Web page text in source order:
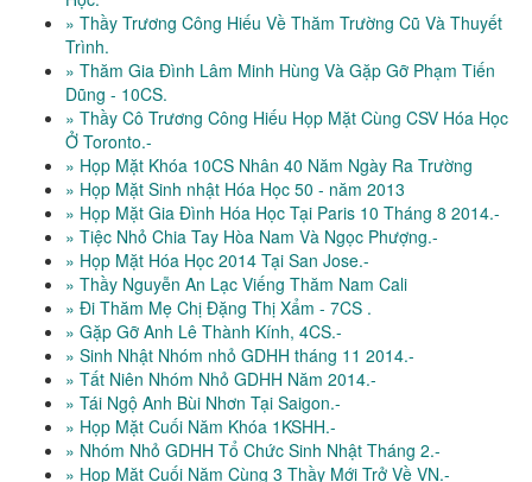
» Thầy Trương Công Hiếu Về Thăm Trường Cũ Và Thuyết
Trình.
» Thăm Gia Đình Lâm Minh Hùng Và Gặp Gỡ Phạm Tiến
Dũng - 10CS.
» Thầy Cô Trương Công Hiếu Họp Mặt Cùng CSV Hóa Học
Ở Toronto.-
» Họp Mặt Khóa 10CS Nhân 40 Năm Ngày Ra Trường
» Họp Mặt Sinh nhật Hóa Học 50 - năm 2013
» Họp Mặt Gia Đình Hóa Học Tại Paris 10 Tháng 8 2014.-
» Tiệc Nhỏ Chia Tay Hòa Nam Và Ngọc Phượng.-
» Họp Mặt Hóa Học 2014 Tại San Jose.-
» Thầy Nguyễn An Lạc Viếng Thăm Nam Cali
» Đi Thăm Mẹ Chị Đặng Thị Xẩm - 7CS .
» Gặp Gỡ Anh Lê Thành Kính, 4CS.-
» Sinh Nhật Nhóm nhỏ GDHH tháng 11 2014.-
» Tất Niên Nhóm Nhỏ GDHH Năm 2014.-
» Tái Ngộ Anh Bùi Nhơn Tại Saigon.-
» Họp Mặt Cuối Năm Khóa 1KSHH.-
» Nhóm Nhỏ GDHH Tổ Chức Sinh Nhật Tháng 2.-
» Họp Mặt Cuối Năm Cùng 3 Thầy Mới Trở Về VN.-